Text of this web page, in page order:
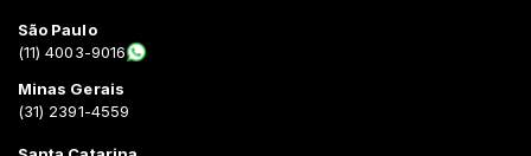
São Paulo
(11) 4003-9016
Minas Gerais
(31) 2391-4559